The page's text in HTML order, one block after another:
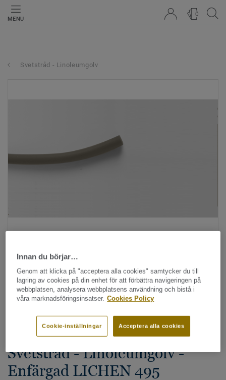
MENU
0
Svetstråd - Linoleumgolv
Alla tillbehör|Svetstråd
Svetstråd - Linoleumgolv -
Enfärgad LICHEN 495
Innan du börjar…
Genom att klicka på "acceptera alla cookies" samtycker du till
lagring av cookies på din enhet för att förbättra navigeringen på
webbplatsen, analysera webbplatsens användning och bistå i
våra marknadsföringsinsatser. Cookies Policy
Acceptera alla cookies
Cookie-inställningar